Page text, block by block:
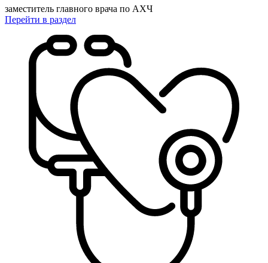
заместитель главного врача по АХЧ
Перейти в раздел